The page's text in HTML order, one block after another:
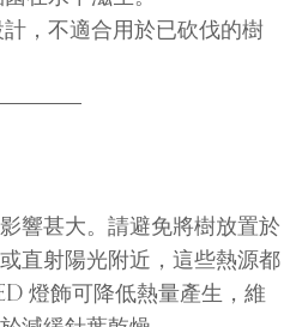
，不適合用於已砍伐的樹
響甚大。請避免將樹放置於
直射陽光附近，這些熱源都
燈飾可降低熱量產生，維